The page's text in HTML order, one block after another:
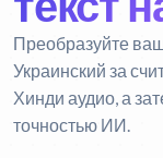
Преобразуйте
Украинский за
Хинди аудио, а
точностью ИИ.